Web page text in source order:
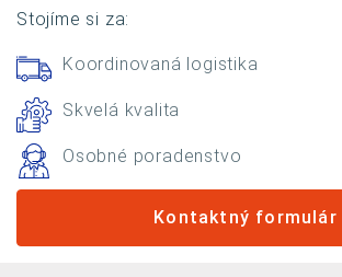
Stojíme si za:
Koordinovaná logistika
Skvelá kvalita
Osobné poradenstvo
Kontaktný formulár